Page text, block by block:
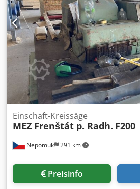
Nepomuk 291 km
Einschaft-Kreissäge
MEZ Frenštát p. Radh. F200
Preisinfo